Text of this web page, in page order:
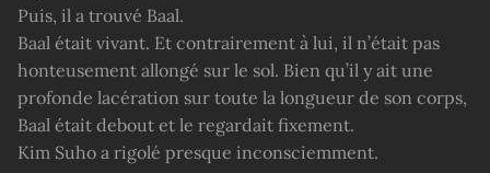
Puis, il a trouvé Baal.
Baal était vivant. Et contrairement à lui, il n’était pas
honteusement allongé sur le sol. Bien qu’il y ait une
profonde lacération sur toute la longueur de son corps,
Baal était debout et le regardait fixement.
Kim Suho a rigolé presque inconsciemment.